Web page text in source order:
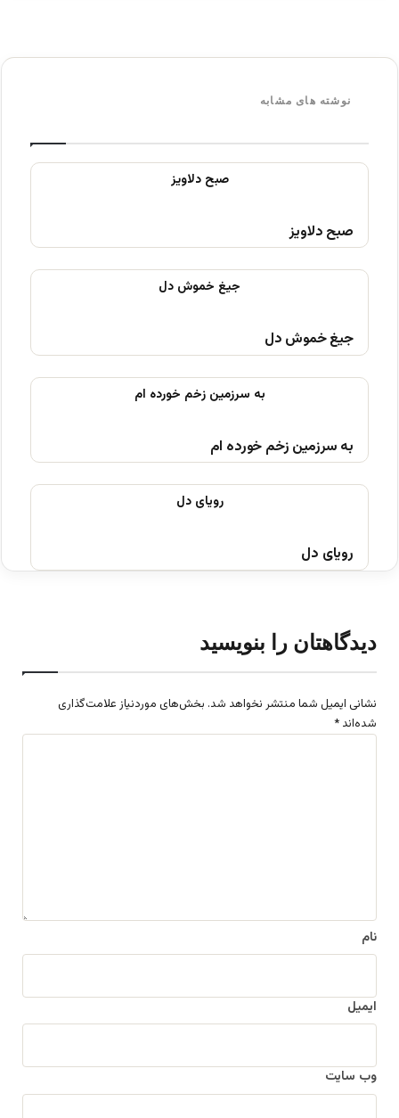
نوشته های مشابه
صبح دلاویز
جیغ خموش دل
به سرزمین زخم خورده ام
رویای دل
دیدگاهتان را بنویسید
نشانی ایمیل شما منتشر نخواهد شد. بخش‌های موردنیاز علامت‌گذاری
شده‌اند *
نام
ایمیل
وب‌ سایت